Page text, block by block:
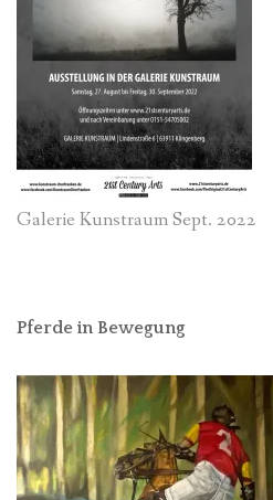
Galerie Kunstraum Sept. 2022
Pferde in Bewegung